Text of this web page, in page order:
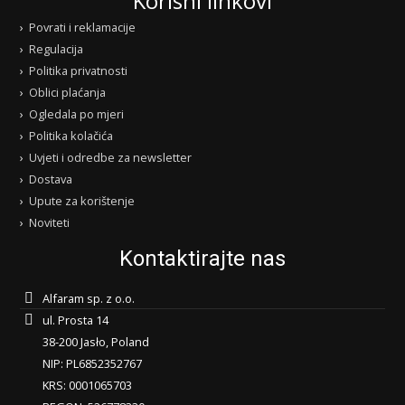
Povrati i reklamacije
Regulacija
Politika privatnosti
Oblici plaćanja
Ogledala po mjeri
Politika kolačića
Uvjeti i odredbe za newsletter
Dostava
Upute za korištenje
Noviteti
Kontaktirajte nas
Alfaram sp. z o.o.
ul. Prosta 14
38-200 Jasło, Poland
NIP: PL6852352767
KRS: 0001065703